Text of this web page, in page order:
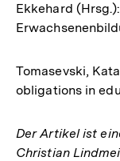
Ekkehard
Tomasevski,
obligations in
Der Artikel ist
Christian